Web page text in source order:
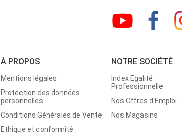
À PROPOS
Mentions légales
Protection des données
personnelles
Conditions Générales de Vente
Ethique et conformité
NOTRE SOCIÉTÉ
Index Egalité
Professionnelle
Nos Offres d'Emploi
Nos Magasins